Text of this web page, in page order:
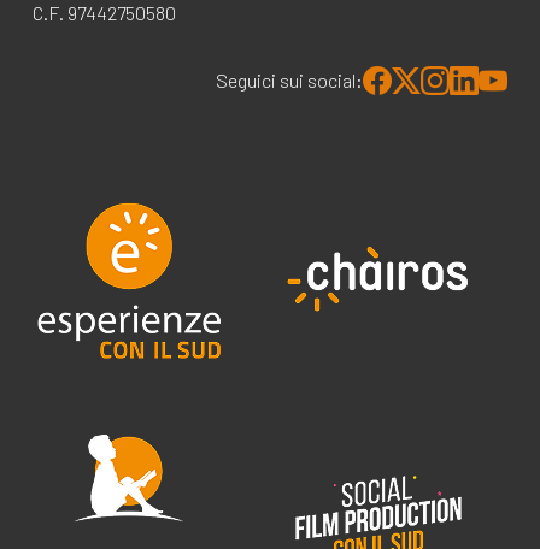
C.F. 97442750580
Seguici sui social: